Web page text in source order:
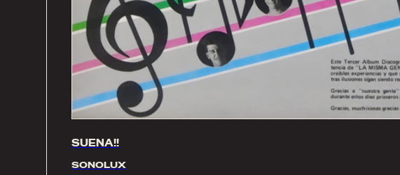
SUENA!!
SONOLUX